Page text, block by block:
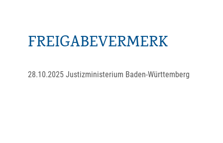
FREIGABEVERMERK
28.10.2025 Justizministerium Baden-Württemberg